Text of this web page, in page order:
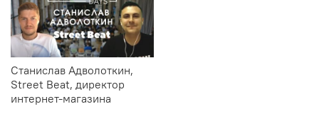
Станислав Адволоткин,
Street Beat, директор
интернет-магазина